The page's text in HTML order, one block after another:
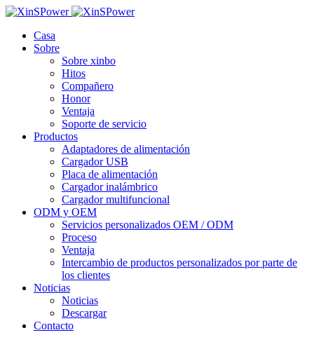
Casa
Sobre
Sobre xinbo
Hitos
Compañero
Honor
Ventaja
Soporte de servicio
Productos
Adaptadores de alimentación
Cargador USB
Placa de alimentación
Cargador inalámbrico
Cargador multifuncional
ODM y OEM
Servicios personalizados OEM / ODM
Proceso
Ventaja
Intercambio de productos personalizados por parte de
los clientes
Noticias
Noticias
Descargar
Contacto